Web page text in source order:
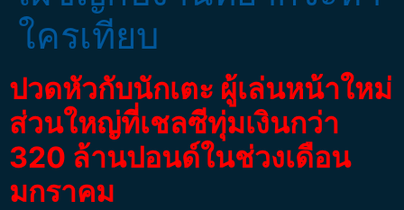
ใครเทียบ
ปวดหัวกับนักเตะ ผู้เล่นหน้าใหม่
ส่วนใหญ่ที่เชลซีทุ่มเงินกว่า
320 ล้านปอนด์ในช่วงเดือน
มกราคม